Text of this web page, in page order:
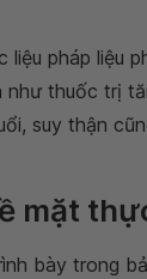
pháp liệu
thuốc trị
suy thận
mặt
bày trong